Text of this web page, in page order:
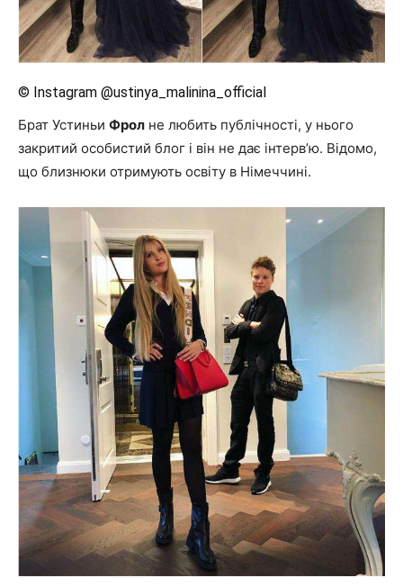
© Instagram @ustinya_malinina_official
Брат Устиньи Фрол не любить публічності, у нього
закритий особистий блог і він не дає інтерв’ю. Відомо,
що близнюки отримують освіту в Німеччині.